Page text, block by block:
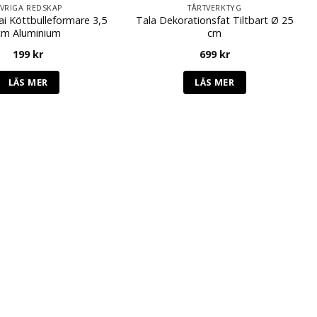
REDSKAP
Köttbulleformare 3,5
Aluminium
199 kr
LÄS MER
TÅRTVERKTYG
Tala Dekorationsfat Tiltbart Ø 25
cm
699 kr
LÄS MER